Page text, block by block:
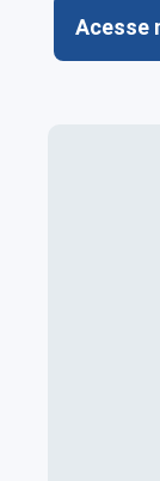
Acesse